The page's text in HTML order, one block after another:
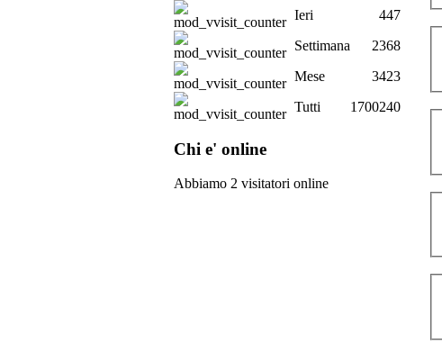
Ieri
447
Settimana
2368
Mese
3423
Tutti
1700240
Chi e' online
Abbiamo 2 visitatori online